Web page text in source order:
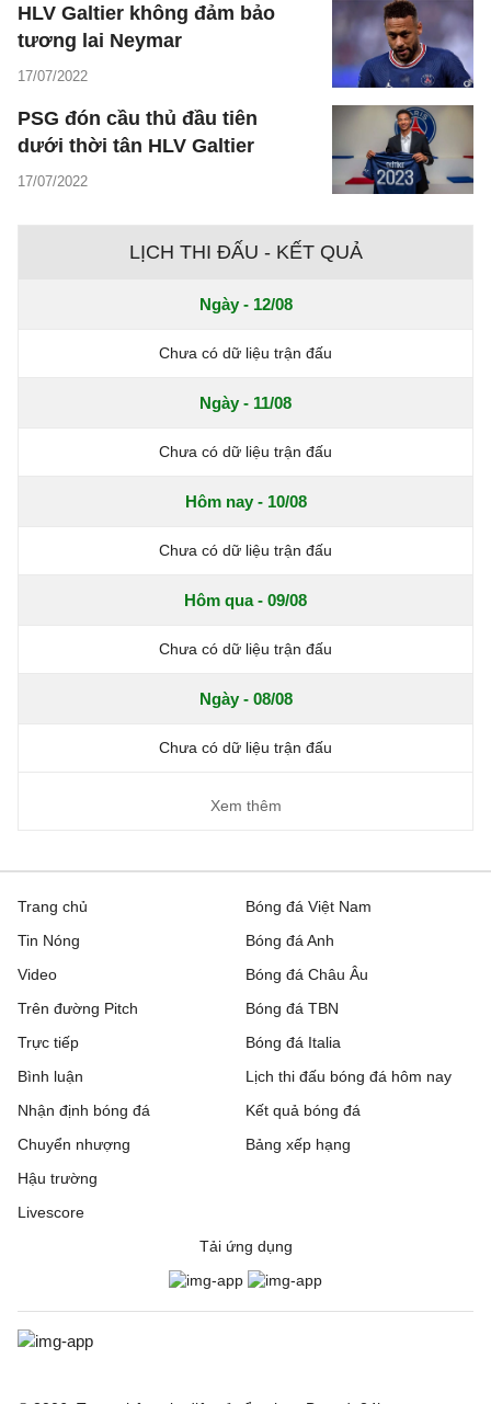
HLV Galtier không đảm bảo
tương lai Neymar
17/07/2022
PSG đón cầu thủ đầu tiên
dưới thời tân HLV Galtier
17/07/2022
LỊCH THI ĐẤU - KẾT QUẢ
Ngày - 12/08
Chưa có dữ liệu trận đấu
Ngày - 11/08
Chưa có dữ liệu trận đấu
Hôm nay - 10/08
Chưa có dữ liệu trận đấu
Hôm qua - 09/08
Chưa có dữ liệu trận đấu
Ngày - 08/08
Chưa có dữ liệu trận đấu
Xem thêm
Trang chủ
Tin Nóng
Video
Trên đường Pitch
Trực tiếp
Bóng đá Việt Nam
Bóng đá Anh
Bóng đá Châu Âu
Bóng đá TBN
Bóng đá Italia
Bình luận
Nhận định bóng đá
Chuyển nhượng
Hậu trường
Livescore
Lịch thi đấu bóng đá hôm nay
Kết quả bóng đá
Bảng xếp hạng
Tải ứng dụng